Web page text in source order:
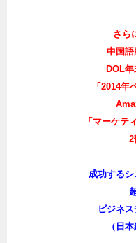
さら
中国語
DOL年
「2014年
「マーケテ
2
成功する
ビジネ
（日